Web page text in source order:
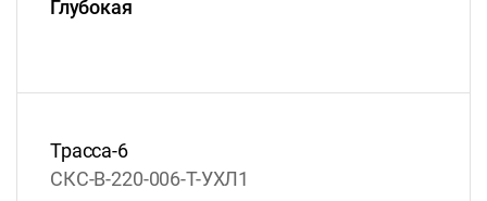
Глубокая
Трасса-6
СКС-B-220-006-T-УХЛ1